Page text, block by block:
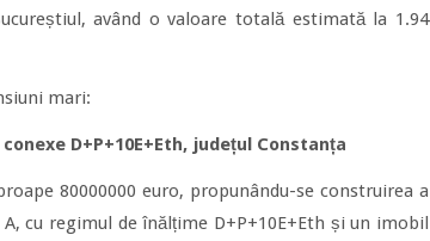
având o valoare totală estimată la 1.94
mari:
D+P+10E+Eth, județul Constanța
80000000 euro, propunându-se construirea a
cu regimul de înălțime D+P+10E+Eth și un imobil